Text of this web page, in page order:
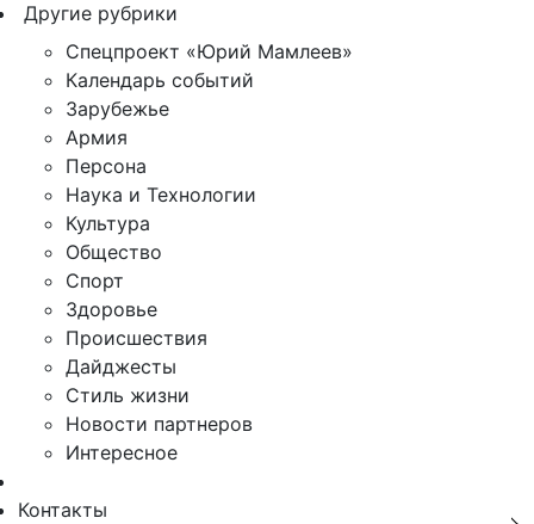
Другие рубрики
Спецпроект «Юрий Мамлеев»
Календарь событий
Зарубежье
Армия
Персона
Наука и Технологии
Культура
Общество
Спорт
Здоровье
Происшествия
Дайджесты
Стиль жизни
Новости партнеров
Интересное
Контакты